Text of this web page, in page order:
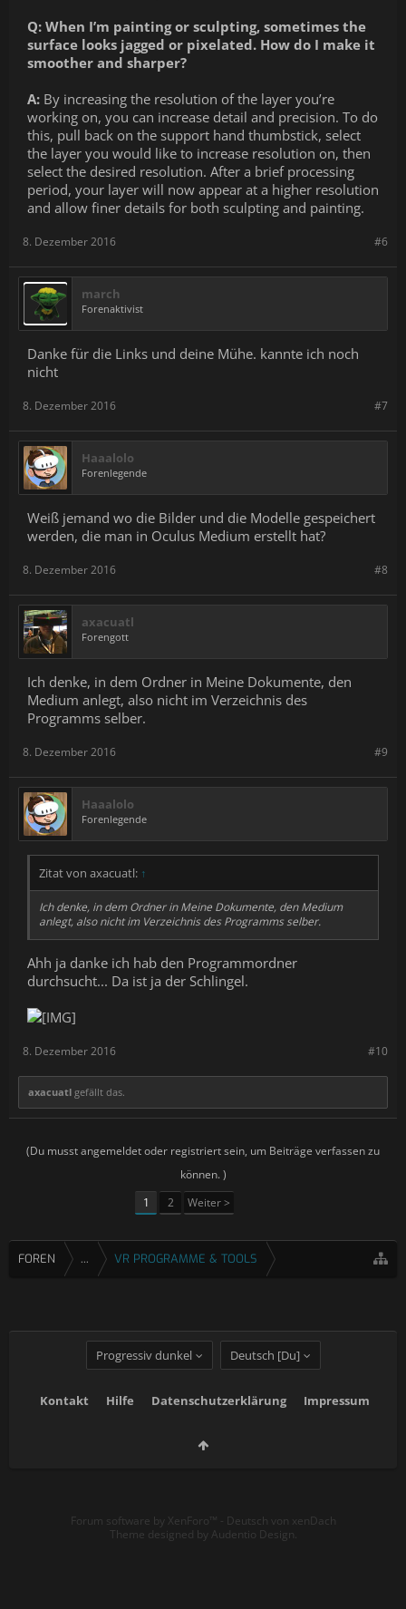
Q: When I’m painting or sculpting, sometimes the
surface looks jagged or pixelated. How do I make it
smoother and sharper?
A: By increasing the resolution of the layer you’re
working on, you can increase detail and precision. To do
this, pull back on the support hand thumbstick, select
the layer you would like to increase resolution on, then
select the desired resolution. After a brief processing
period, your layer will now appear at a higher resolution
and allow finer details for both sculpting and painting.
#6
8. Dezember 2016
march
Forenaktivist
Danke für die Links und deine Mühe. kannte ich noch
nicht
#7
8. Dezember 2016
Haaalolo
Forenlegende
Weiß jemand wo die Bilder und die Modelle gespeichert
werden, die man in Oculus Medium erstellt hat?
#8
8. Dezember 2016
axacuatl
Forengott
Ich denke, in dem Ordner in Meine Dokumente, den
Medium anlegt, also nicht im Verzeichnis des
Programms selber.
#9
8. Dezember 2016
Haaalolo
Forenlegende
Zitat von axacuatl: ↑
Ich denke, in dem Ordner in Meine Dokumente, den Medium
anlegt, also nicht im Verzeichnis des Programms selber.
Ahh ja danke ich hab den Programmordner
durchsucht... Da ist ja der Schlingel.
#10
8. Dezember 2016
axacuatl gefällt das.
(Du musst angemeldet oder registriert sein, um Beiträge verfassen zu
können. )
1
2 Weiter >
FOREN ... VR PROGRAMME & TOOLS
Progressiv dunkel Deutsch [Du]
Kontakt Hilfe Datenschutzerklärung Impressum
Forum software by XenForo™ - Deutsch von xenDach
Theme designed by Audentio Design.